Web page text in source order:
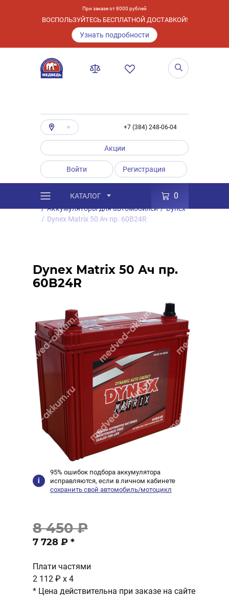
При заказе от 8000 рублей
ВОСПОЛЬЗУЙТЕСЬ БЕСПЛАТНОЙ ДОСТАВКОЙ!
Узнать подробности
+7 (384) 248-06-04
Акции
Войти Регистрация
КАТАЛОГ 0
Каталог / Товары
Аккумуляторы
/ Аккумуляторы для автомобилей / Dynex
/ Dynex Matrix 50 Ач пр. 60B24R
Dynex Matrix 50 Ач пр.
60B24R
95% ошибок подбора аккумулятора
исправляются, если в личном кабинете
сохранить свой автомобиль/мотоцикл
8 450 ₽
7 728 ₽ *
Плати частями
2 112 ₽ x 4
* Цена действительна при заказе на сайте